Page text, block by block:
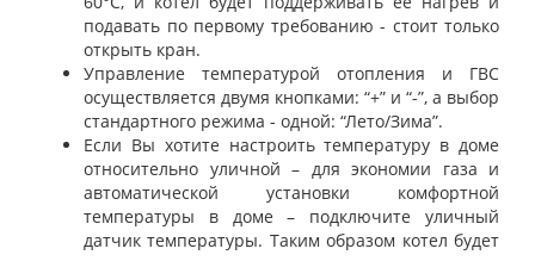
подавать по первому требованию - стоит только
открыть кран.
Управление температурой отопления и ГВС
осуществляется двумя кнопками: “+” и “-”, а выбор
стандартного режима - одной: “Лето/Зима”.
Если Вы хотите настроить температуру в доме
относительно уличной – для экономии газа и
автоматической установки комфортной
температуры в доме – подключите уличный
датчик температуры. Таким образом котел будет